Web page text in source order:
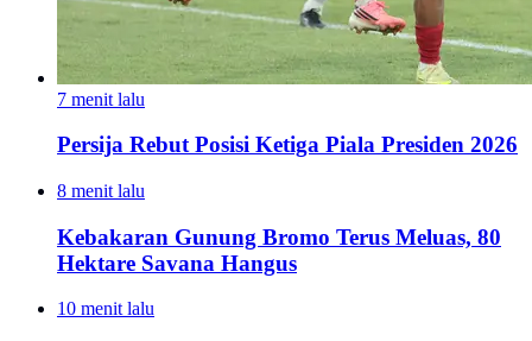
7 menit lalu
Persija Rebut Posisi Ketiga Piala Presiden 2026
8 menit lalu
Kebakaran Gunung Bromo Terus Meluas, 80
Hektare Savana Hangus
10 menit lalu